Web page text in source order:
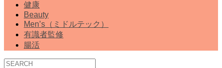
健康
Beauty
Men’s（ミドルテック）
有識者監修
腸活